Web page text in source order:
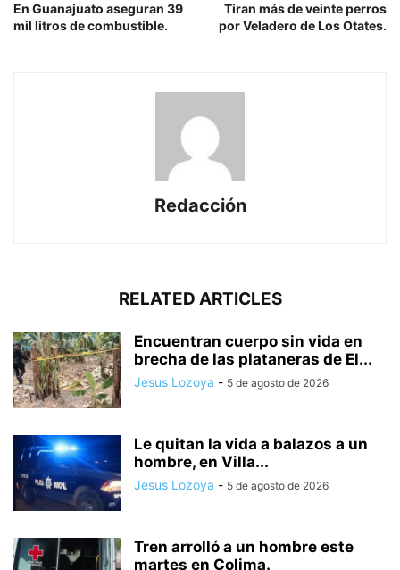
En Guanajuato aseguran 39
mil litros de combustible.
Tiran más de veinte perros
por Veladero de Los Otates.
Redacción
RELATED ARTICLES
Encuentran cuerpo sin vida en
brecha de las plataneras de El...
Jesus Lozoya - 5 de agosto de 2026
Le quitan la vida a balazos a un
hombre, en Villa...
Jesus Lozoya - 5 de agosto de 2026
Tren arrolló a un hombre este
martes en Colima.